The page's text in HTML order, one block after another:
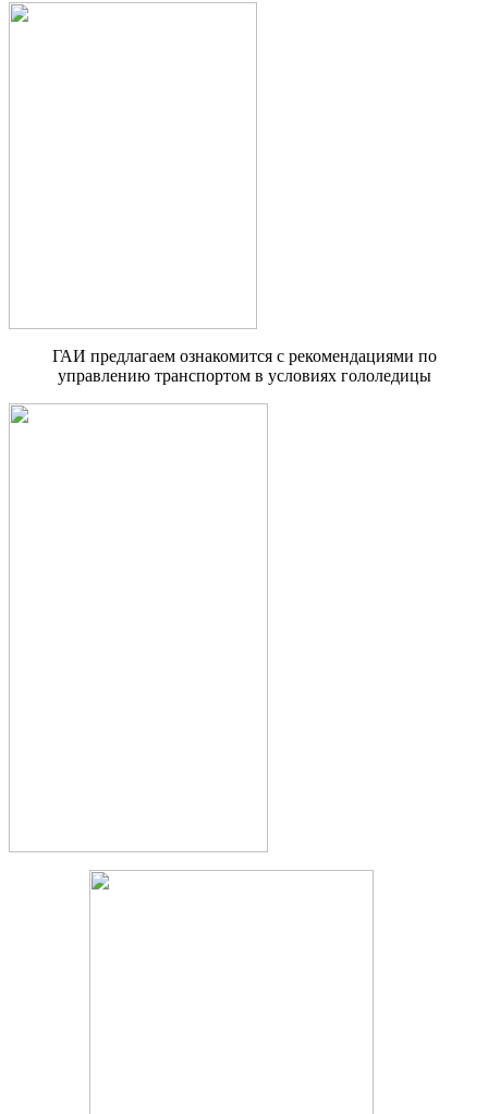
ГАИ предлагаем ознакомится с рекомендациями по
управлению транспортом в условиях гололедицы